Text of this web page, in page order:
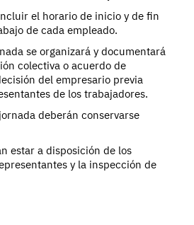
el horario de inicio y de fin
de cada empleado.
se organizará y documentará
colectiva o acuerdo de
del empresario previa
de los trabajadores.
deberán conservarse
estar a disposición de los
y la inspección de